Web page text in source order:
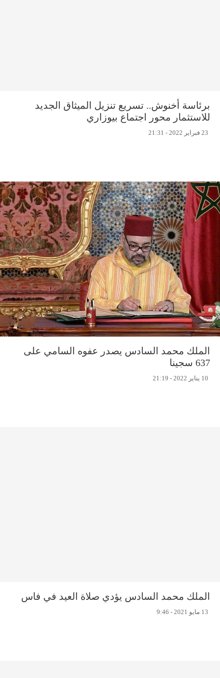
برئاسة أخنوش.. تسريع تنزيل الميثاق الجديد
للاستثمار محور اجتماع بيوزاري
23 فبراير 2022 - 21:31
الملك محمد السادس يصدر عفوه السامي على
637 سجينا
10 يناير 2022 - 21:19
الملك محمد السادس يؤدي صلاة العيد في فاس
13 مايو 2021 - 9:46